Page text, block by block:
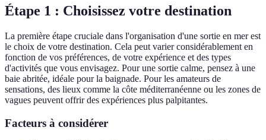
Étape 1 : Choisissez votre destination
La première étape cruciale dans l'organisation d'une sortie en mer est
le choix de votre destination. Cela peut varier considérablement en
fonction de vos préférences, de votre expérience et des types
d'activités que vous envisagez. Pour une sortie calme, pensez à une
baie abritée, idéale pour la baignade. Pour les amateurs de
sensations, des lieux comme la côte méditerranéenne ou les zones de
vagues peuvent offrir des expériences plus palpitantes.
Facteurs à considérer